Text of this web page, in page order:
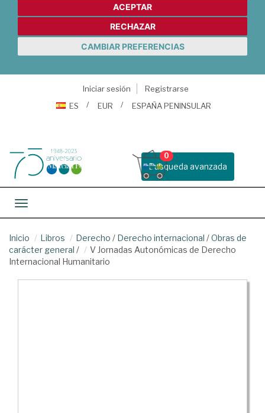
ACEPTAR
RECHAZAR
CAMBIAR PREFERENCIAS
Iniciar sesión
Registrarse
ES
EUR ESPAÑA PENINSULAR
Busqueda avanzada
0
Toggle navigation
Inicio Libros Derecho / Derecho internacional /Obras de
carácter general /
V Jornadas Autonómicas de Derecho
Internacional Humanitario